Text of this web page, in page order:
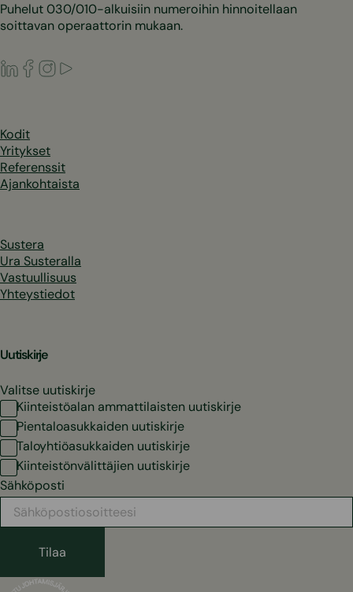
Puhelut 030/010-alkuisiin numeroihin hinnoitellaan
soittavan operaattorin mukaan.
LinkedIn
Facebook
Instagram
Kodit
Yritykset
Referenssit
Ajankohtaista
Sustera
Ura Susteralla
Vastuullisuus
Yhteystiedot
Uutiskirje
Valitse uutiskirje
Kiinteistöalan ammattilaisten uutiskirje
Pientaloasukkaiden uutiskirje
Taloyhtiöasukkaiden uutiskirje
Kiinteistönvälittäjien uutiskirje
Sähköposti